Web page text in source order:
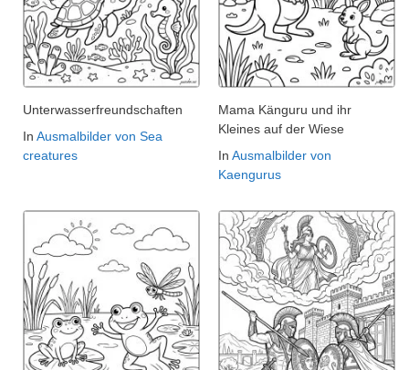
Unterwasserfreundschaften
In Ausmalbilder von Sea
creatures
Mama Känguru und ihr
Kleines auf der Wiese
In Ausmalbilder von
Kaengurus